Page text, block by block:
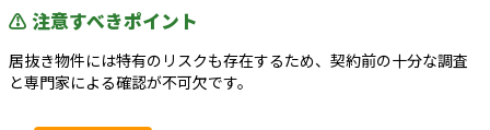
⚠️ 注意すべきポイント
居抜き物件には特有のリスクも存在するため、契約前の十分な調査
と専門家による確認が不可欠です。